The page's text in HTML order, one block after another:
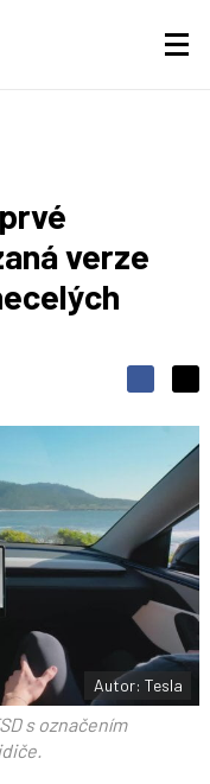
verze
S
d
e
t
S
t
n
F
c
e
o
o
l
t
e
n
a
s
t
X
Autor: Tesla
s označením